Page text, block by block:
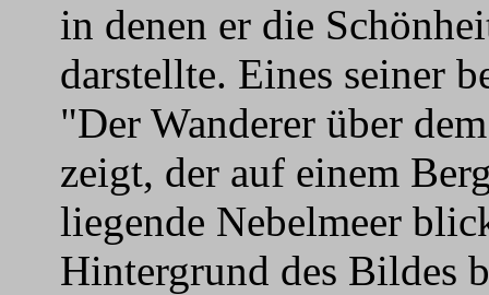
in denen er die
darstellte. Eines seiner
"Der Wanderer über
zeigt, der auf einem
liegende Nebelmeer
Hintergrund des Bildes